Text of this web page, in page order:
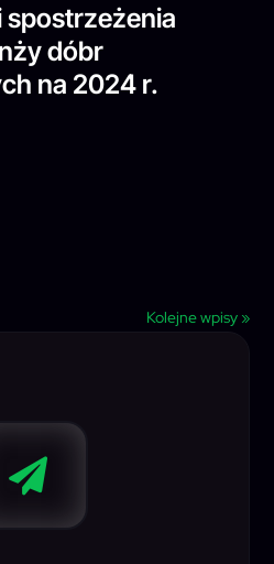
spostrzeżenia
dóbr
na 2024 r.
Kolejne wpisy »
